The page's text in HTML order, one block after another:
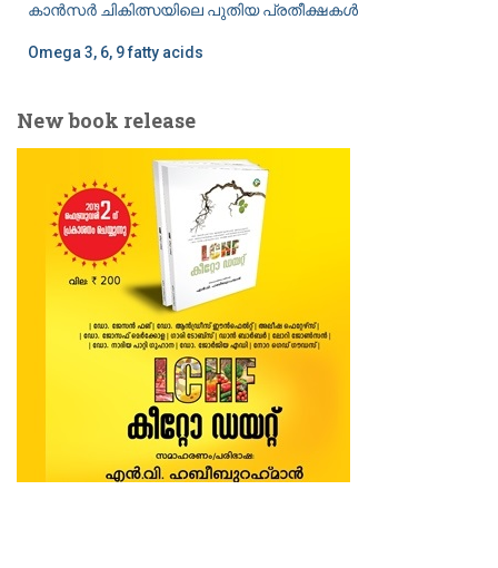
കാൻസർ ചികിത്സയിലെ പുതിയ പ്രതീക്ഷകൾ
Omega 3, 6, 9 fatty acids
New book release